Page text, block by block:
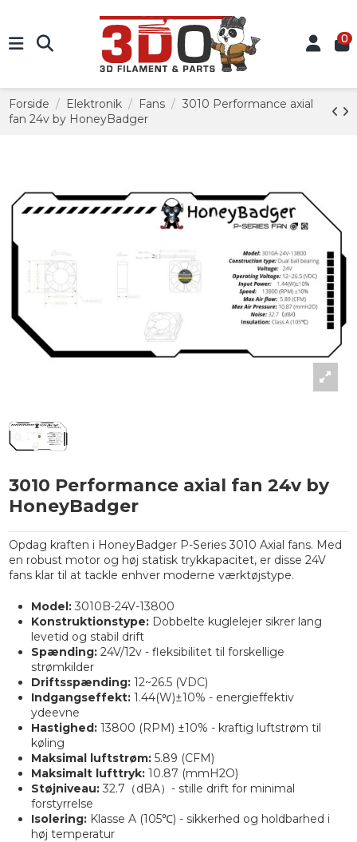
0
Forside Elektronik Fans
3010 Performance axial
fan 24v by HoneyBadger
3010 Performance axial fan 24v by
HoneyBadger
Opdag kraften i HoneyBadger P-Series 3010 Axial fans. Med
en robust motor og høj statisk trykkapacitet, er disse 24V
fans klar til at tackle enhver moderne værktøjstype.
Model:3010B-24V-13800
Konstruktionstype:Dobbelte kuglelejer sikrer lang
levetid og stabil drift
Spænding:24V/12v - fleksibilitet til forskellige
strømkilder
Driftsspænding:12~26.5 (VDC)
Indgangseffekt:1.44(W)±10% - energieffektiv
ydeevne
Hastighed:13800 (RPM) ±10% - kraftig luftstrøm til
køling
Maksimal luftstrøm:5.89 (CFM)
Maksimalt lufttryk:10.87 (mmH2O)
Støjniveau:32.7（dBA）- stille drift for minimal
forstyrrelse
Isolering:Klasse A (105℃) - sikkerhed og holdbarhed i
høj temperatur